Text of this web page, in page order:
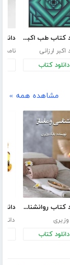
دانلود کتاب طب اکبری - جلد یکم
ارزانی
دانلود کتاب
مشاهده همه »
دانلود کتاب روانشناسی و ماساژ
دانلود کتاب